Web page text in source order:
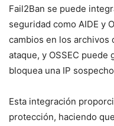
Fail2Ban se puede
seguridad como AIDE y
cambios en los archivos
ataque, y OSSEC puede
bloquea una IP
Esta integración
protección, haciendo